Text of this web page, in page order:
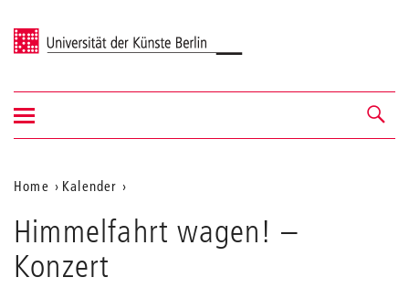
Universität der Künste Berlin
Navigation &
Suche
Navigation
ein-/ausblenden
Aktuelle
Position
auf
der
Home
Kalender
wagen!
Himmelfahrt wagen! –
Konzert